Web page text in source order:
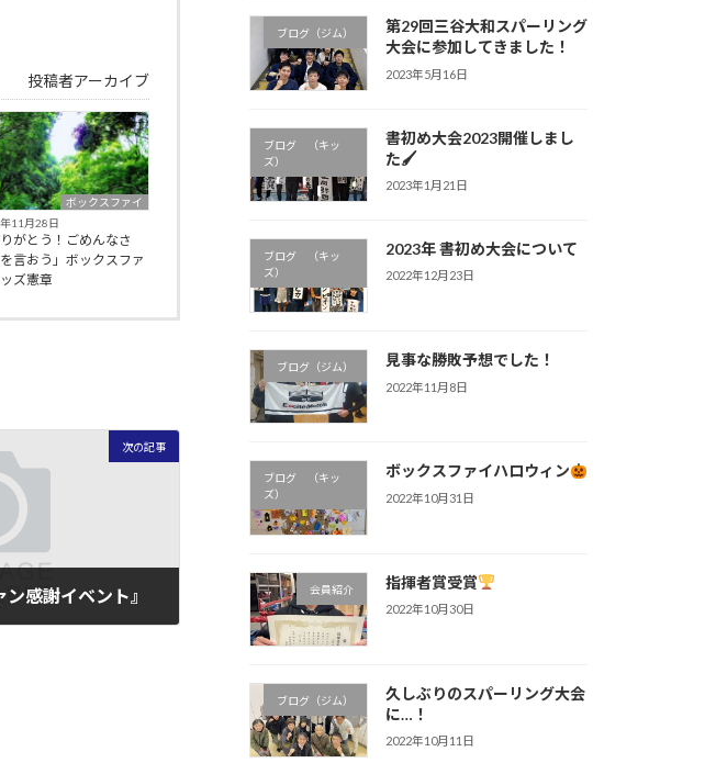
投稿者アーカイブ
ボックスファイ
11月28日
りがとう！ごめんなさ
言おう」ボックスファ
ズ憲章
次の記事
感謝イベント』
ブログ（ジム）
第29回三谷大和スパーリング
大会に参加してきました！
2023年5月16日
ブログ （キッ
ズ）
書初め大会2023開催しまし
た🖌
2023年1月21日
ブログ （キッ
ズ）
2023年 書初め大会について
2022年12月23日
ブログ（ジム） 見事な勝敗予想でした！
2022年11月8日
ブログ （キッ
ズ）
ボックスファイハロウィン
2022年10月31日
会員紹介 指揮者賞受賞
2022年10月30日
ブログ（ジム）
久しぶりのスパーリング大会
に…！
2022年10月11日